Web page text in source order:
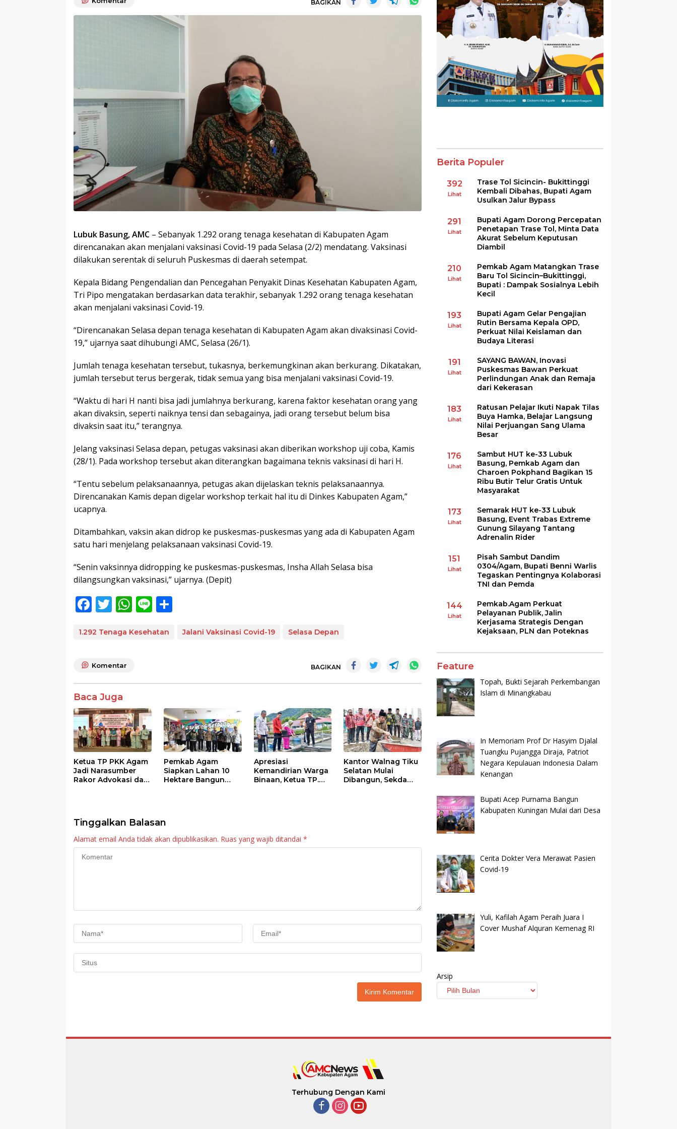
BAGIKAN
Lubuk Basung, AMC – Sebanyak 1.292 orang tenaga kesehatan di Kabupaten Agam
direncanakan akan menjalani vaksinasi Covid-19 pada Selasa (2/2) mendatang. Vaksinasi
dilakukan serentak di seluruh Puskesmas di daerah setempat.
Kepala Bidang Pengendalian dan Pencegahan Penyakit Dinas Kesehatan Kabupaten Agam,
Tri Pipo mengatakan berdasarkan data terakhir, sebanyak 1.292 orang tenaga kesehatan
akan menjalani vaksinasi Covid-19.
“Direncanakan Selasa depan tenaga kesehatan di Kabupaten Agam akan divaksinasi Covid-
19,” ujarnya saat dihubungi AMC, Selasa (26/1).
Jumlah tenaga kesehatan tersebut, tukasnya, berkemungkinan akan berkurang. Dikatakan,
jumlah tersebut terus bergerak, tidak semua yang bisa menjalani vaksinasi Covid-19.
“Waktu di hari H nanti bisa jadi jumlahnya berkurang, karena faktor kesehatan orang yang
akan divaksin, seperti naiknya tensi dan sebagainya, jadi orang tersebut belum bisa
divaksin saat itu,” terangnya.
Jelang vaksinasi Selasa depan, petugas vaksinasi akan diberikan workshop uji coba, Kamis
(28/1). Pada workshop tersebut akan diterangkan bagaimana teknis vaksinasi di hari H.
“Tentu sebelum pelaksanaannya, petugas akan dijelaskan teknis pelaksanaannya.
Direncanakan Kamis depan digelar workshop terkait hal itu di Dinkes Kabupaten Agam,”
ucapnya.
Ditambahkan, vaksin akan didrop ke puskesmas-puskesmas yang ada di Kabupaten Agam
satu hari menjelang pelaksanaan vaksinasi Covid-19.
“Senin vaksinnya didropping ke puskesmas-puskesmas, Insha Allah Selasa bisa
dilangsungkan vaksinasi,” ujarnya. (Depit)
F
e
o
o
k
T
itt
W
at
p
Li
e ar
1.292 Tenaga Kesehatan Jalani Vaksinasi Covid-19 Selasa Depan
Komentar BAGIKAN
Baca Juga
Ketua TP PKK Agam
Jadi Narasumber
Rakor Advokasi dan
Pemkab Agam
Siapkan Lahan 10
Hektare Bangun
Apresiasi
Kemandirian Warga
Binaan, Ketua TP.
Kantor Walnag Tiku
Selatan Mulai
Dibangun, Sekda
Tinggalkan Balasan
Alamat email Anda tidak akan dipublikasikan. Ruas yang wajib ditandai *
Berita Populer
392
Lihat
Trase Tol Sicincin- Bukittinggi
Kembali Dibahas, Bupati Agam
Usulkan Jalur Bypass
291
Lihat
Bupati Agam Dorong Percepatan
Penetapan Trase Tol, Minta Data
Akurat Sebelum Keputusan
Diambil
210
Lihat
Pemkab Agam Matangkan Trase
Baru Tol Sicincin–Bukittinggi,
Bupati : Dampak Sosialnya Lebih
Kecil
193
Lihat
Bupati Agam Gelar Pengajian
Rutin Bersama Kepala OPD,
Perkuat Nilai Keislaman dan
Budaya Literasi
191
Lihat
SAYANG BAWAN, Inovasi
Puskesmas Bawan Perkuat
Perlindungan Anak dan Remaja
dari Kekerasan
183
Lihat
Ratusan Pelajar Ikuti Napak Tilas
Buya Hamka, Belajar Langsung
Nilai Perjuangan Sang Ulama
Besar
176
Lihat
Sambut HUT ke-33 Lubuk
Basung, Pemkab Agam dan
Charoen Pokphand Bagikan 15
Ribu Butir Telur Gratis Untuk
Masyarakat
173
Lihat
Semarak HUT ke-33 Lubuk
Basung, Event Trabas Extreme
Gunung Silayang Tantang
Adrenalin Rider
151
Lihat
Pisah Sambut Dandim
0304/Agam, Bupati Benni Warlis
Tegaskan Pentingnya Kolaborasi
TNI dan Pemda
144
Lihat
Pemkab.Agam Perkuat
Pelayanan Publik, Jalin
Kerjasama Strategis Dengan
Kejaksaan, PLN dan Poteknas
Feature
Topah, Bukti Sejarah Perkembangan
Islam di Minangkabau
In Memoriam Prof Dr Hasyim Djalal
Tuangku Pujangga Diraja, Patriot
Negara Kepulauan Indonesia Dalam
Kenangan
Bupati Acep Purnama Bangun
Kabupaten Kuningan Mulai dari Desa
Cerita Dokter Vera Merawat Pasien
Covid-19
Yuli, Kafilah Agam Peraih Juara I
Cover Mushaf Alquran Kemenag RI
Arsip
Terhubung Dengan Kami